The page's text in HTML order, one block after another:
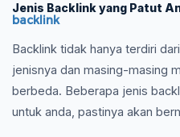
Jenis Backlink yang Patut
backlink
Backlink tidak hanya terdiri
jenisnya dan masing-masing
berbeda. Beberapa jenis
untuk anda, pastinya akan